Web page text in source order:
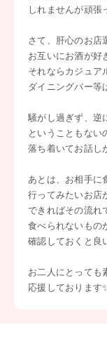
しれませんが頑張
さて、肝心のお店
お互いにお酒が好
それならカジュア
ダイニングバー等
騒がし過ぎず、逆
ということもない
落ち着いてお話し
あとは、お相手に
行ってみたいお店
できればその流れ
食べられないもの
確認しておくと良
お二人にとっても
応援しております